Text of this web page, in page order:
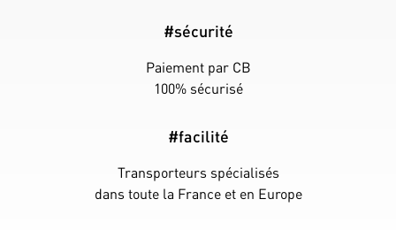
#sécurité
Paiement par CB
100% sécurisé
#facilité
Transporteurs spécialisés
dans toute la France et en Europe